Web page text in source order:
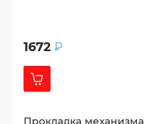
1672 ₽
Прокладка механизма